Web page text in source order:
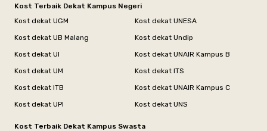
Kost Terbaik Dekat Kampus Negeri
Kost dekat UGM
Kost dekat UNESA
Kost dekat UB Malang
Kost dekat Undip
Kost dekat UI
Kost dekat UNAIR Kampus B
Kost dekat UM
Kost dekat ITS
Kost dekat ITB
Kost dekat UNAIR Kampus C
Kost dekat UPI
Kost dekat UNS
Kost Terbaik Dekat Kampus Swasta